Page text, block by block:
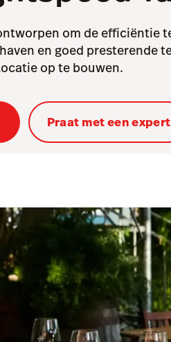
om de efficiëntie
en goed presterende
op te bouwen.
Praat met een expert